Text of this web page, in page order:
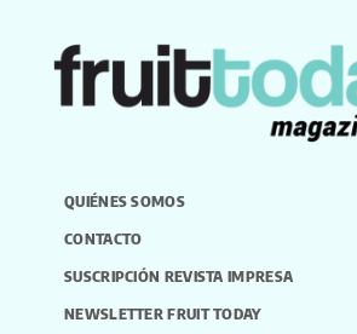
QUIÉNES SOMOS
CONTACTO
SUSCRIPCIÓN REVISTA IMPRESA
NEWSLETTER FRUIT TODAY